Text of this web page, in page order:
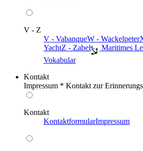
V - Z
V - VabanqueW - Wackelpeter
YachtZ - Zabel Maritimes
Vokabular
Kontakt
Impressum * Kontakt zur
Kontakt
KontaktformularImpressum